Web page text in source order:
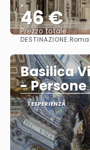
>
46 €
Prezzo totale
DESTINAZIONE:Roma
Basilica
-
1 ESPERIENZA